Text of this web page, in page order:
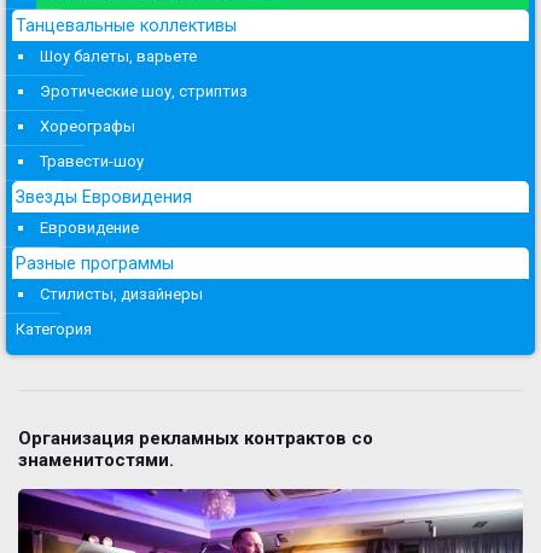
Танцевальные коллективы
Шоу балеты, варьете
Эротические шоу, стриптиз
Хореографы
Травести-шоу
Звезды Евровидения
Евровидение
Разные программы
Стилисты, дизайнеры
Категория
Организация рекламных контрактов со
знаменитостями.